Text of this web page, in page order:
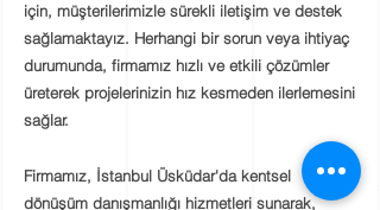
için, müşterilerimizle sürekli iletişim ve destek
sağlamaktayız. Herhangi bir sorun veya ihtiyaç
durumunda, firmamız hızlı ve etkili çözümler
üreterek projelerinizin hız kesmeden ilerlemesini
sağlar.
Firmamız, İstanbul Üsküdar'da kentsel
dönüşüm danışmanlığı hizmetleri sunarak,